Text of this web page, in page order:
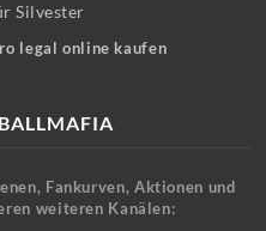
Silvester
legal online kaufen
Fankurven, Aktionen und
weiteren Kanälen: